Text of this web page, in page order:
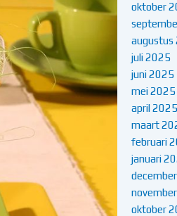
oktober
augustus
juli 2025
juni 2025
mei 2025
april 2025
maart
februari
januari
oktober